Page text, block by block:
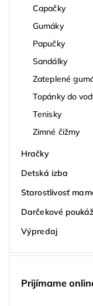
Capačky
Gumáky
Papučky
Sandálky
Zateplené
Topánky do
Tenisky
Zimné čižmy
Hračky
Detská izba
Starostlivosť
Darčekové
Výpredaj
Prijímame